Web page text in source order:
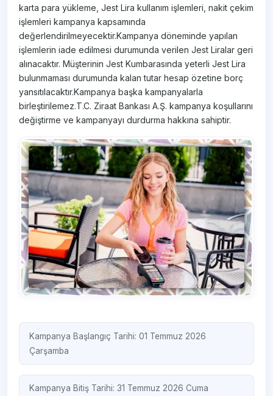
karta para yükleme, Jest Lira kullanım işlemleri, nakit çekim
işlemleri kampanya kapsamında
değerlendirilmeyecektir.Kampanya döneminde yapılan
işlemlerin iade edilmesi durumunda verilen Jest Liralar geri
alınacaktır. Müşterinin Jest Kumbarasında yeterli Jest Lira
bulunmaması durumunda kalan tutar hesap özetine borç
yansıtılacaktır.Kampanya başka kampanyalarla
birleştirilemez.T.C. Ziraat Bankası A.Ş. kampanya koşullarını
değiştirme ve kampanyayı durdurma hakkına sahiptir.
Kampanya Başlangıç Tarihi: 01 Temmuz 2026
Çarşamba
Kampanya Bitiş Tarihi: 31 Temmuz 2026 Cuma